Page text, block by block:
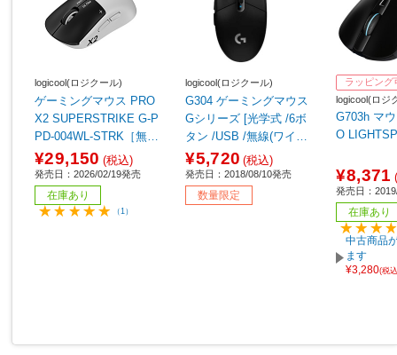
logicool(ロジクール)
ゲーミングマウス PRO
X2 SUPERSTRIKE G-P
PD-004WL-STRK［無線
(ワイヤレス) /5ボタン /U
SB ］
¥29,150 (税込)
発売日：2026/02/19発売
在庫あり
（1）
logicool(ロジクール)
G304 ゲーミングマウス
Gシリーズ [光学式 /6ボ
タン /USB /無線(ワイヤ
レス)] 【sof001】
¥5,720 (税込)
発売日：2018/08/10発売
数量限定
ラッピング
logicool(ロジ
G703h マ
O
¥8,371
発売日：
在庫あり
中古商品
ます
¥3,280(税